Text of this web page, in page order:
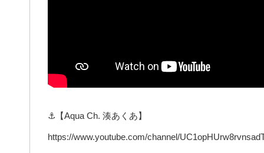
⚓【Aqua Ch. 湊あくあ】
https://www.youtube.com/channel/